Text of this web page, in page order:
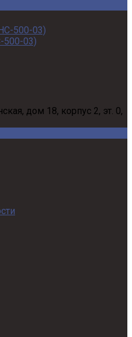
03)
дом 18, корпус 2, эт. 0,